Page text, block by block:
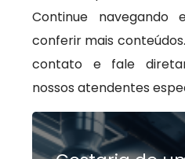
Continue
conferir mais
contato e fale
nossos atendentes